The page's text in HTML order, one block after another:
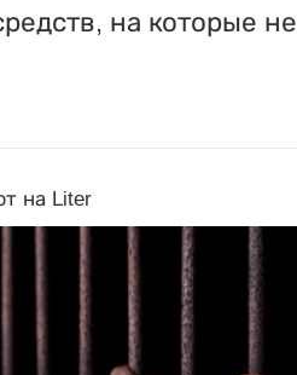
на которые не
на Liter